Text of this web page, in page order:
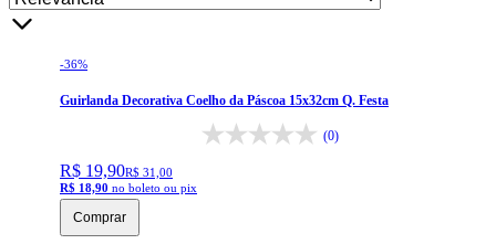
-36%
Guirlanda Decorativa Coelho da Páscoa 15x32cm Q. Festa
(0)
R$ 19,90R$ 31,00
R$ 18,90 no boleto ou pix
Comprar